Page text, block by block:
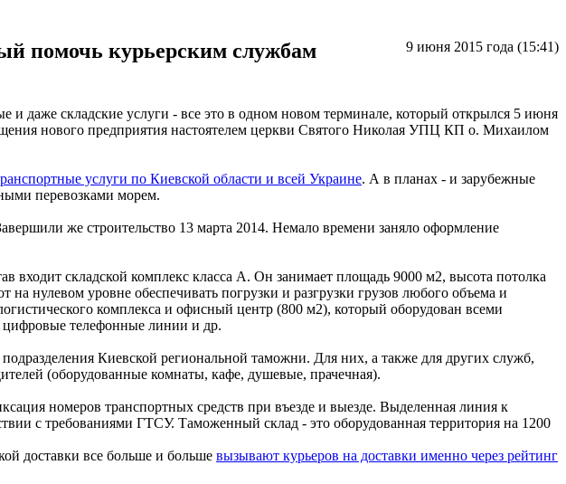
9 июня 2015 года (15:41)
помочь курьерским службам
и даже складские услуги - все это в одном новом терминале, который открылся 5 июня
нового предприятия настоятелем церкви Святого Николая УПЦ КП о. Михаилом
услуги по Киевской области и всей Украине. А в планах - и зарубежные
перевозками морем.
же строительство 13 марта 2014. Немало времени заняло оформление
входит складской комплекс класса А. Он занимает площадь 9000 м2, высота потолка
нулевом уровне обеспечивать погрузки и разгрузки грузов любого объема и
комплекса и офисный центр (800 м2), который оборудован всеми
цифровые телефонные линии и др.
подразделения Киевской региональной таможни. Для них, а также для других служб,
(оборудованные комнаты, кафе, душевые, прачечная).
номеров транспортных средств при въезде и выезде. Выделенная линия к
с требованиями ГТСУ. Таможенный склад - это оборудованная территория на 1200
доставки все больше и больше вызывают курьеров на доставки именно через рейтинг